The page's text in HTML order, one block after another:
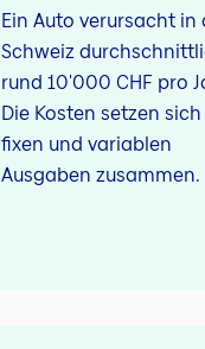
Ein Auto verursacht in
Schweiz
rund 10'000 CHF pro
Die Kosten setzen
fixen und variablen
Ausgaben zusammen.